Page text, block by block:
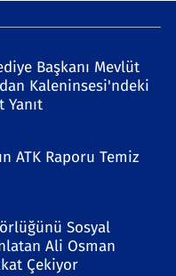
Başkanı Mevlüt
Kaleninsesi'ndeki
Yanıt
ATK Raporu Temiz
Sosyal
Ali Osman
Çekiyor